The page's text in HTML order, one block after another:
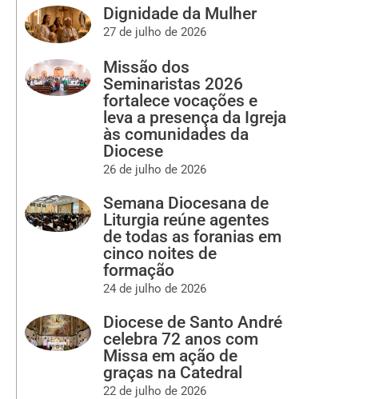
Dignidade da Mulher
27 de julho de 2026
Missão dos
Seminaristas 2026
fortalece vocações e
leva a presença da Igreja
às comunidades da
Diocese
26 de julho de 2026
Semana Diocesana de
Liturgia reúne agentes
de todas as foranias em
cinco noites de
formação
24 de julho de 2026
Diocese de Santo André
celebra 72 anos com
Missa em ação de
graças na Catedral
22 de julho de 2026